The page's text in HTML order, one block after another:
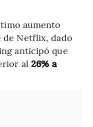
aumento
Netflix, dado
anticipó que
al 26% a